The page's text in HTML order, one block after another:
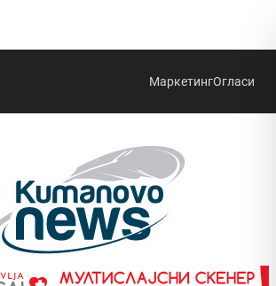
МаркетингОгласи